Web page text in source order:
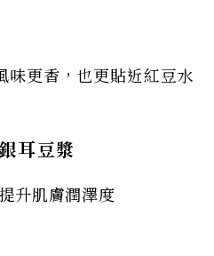
味更香，也更貼近紅豆水
耳豆漿
升肌膚潤澤度